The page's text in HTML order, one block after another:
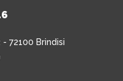
72100 Brindisi